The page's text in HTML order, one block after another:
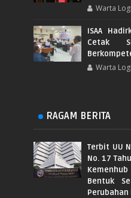
Warta
ISAA
Cetak
Warta
RAGAM BERITA
Terbit UU
No. 17
Bentuk
Perubahan